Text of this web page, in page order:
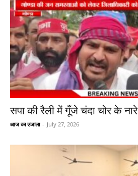
सपा की रैली में गूँजे चंदा चोर के नारे
आज का उजाला - July 27, 2026